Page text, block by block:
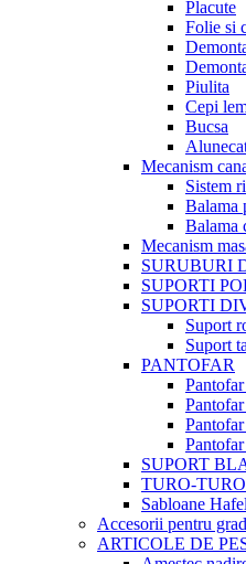
Placute
Folie si
Piulita
Cepi
Bucsa
Mecanism
Sistem
Balama
Balama
Mecanism
SURUBURI
SUPORTI
SUPORTI
Suport
Suport
PANTOFAR
SUPORT
TURO-
Sabloane
Accesorii pentru
ARTICOLE DE